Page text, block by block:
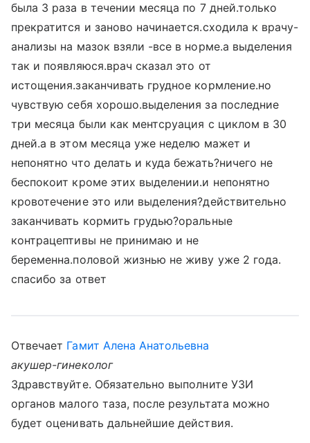
была 3 раза в течении месяца по 7 дней.только
прекратится и заново начинается.сходила к врачу-
анализы на мазок взяли -все в норме.а выделения
так и появляюся.врач сказал это от
истощения.заканчивать грудное кормление.но
чувствую себя хорошо.выделения за последние
три месяца были как ментсруация с циклом в 30
дней.а в этом месяца уже неделю мажет и
непонятно что делать и куда бежать?ничего не
беспокоит кроме этих выделении.и непонятно
кровотечение это или выделения?действительно
заканчивать кормить грудью?оральные
контрацептивы не принимаю и не
беременна.половой жизнью не живу уже 2 года.
спасибо за ответ
Отвечает Гамит Алена Анатольевна
акушер-гинеколог
Здравствуйте. Обязательно выполните УЗИ
органов малого таза, после результата можно
будет оценивать дальнейшие действия.